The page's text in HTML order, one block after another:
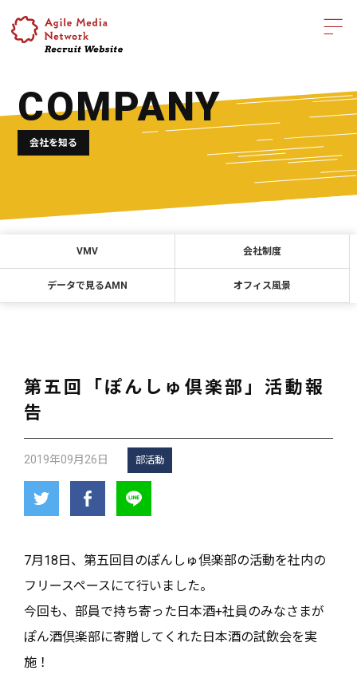
COMPANY
会社を知る
VMV 会社制度
データで見るAMN オフィス風景
第五回「ぽんしゅ倶楽部」活動報
告
2019年09月26日 部活動
7月18日、第五回目のぽんしゅ倶楽部の活動を社内の
フリースペースにて行いました。
今回も、部員で持ち寄った日本酒+社員のみなさまが
ぽん酒倶楽部に寄贈してくれた日本酒の試飲会を実
施！